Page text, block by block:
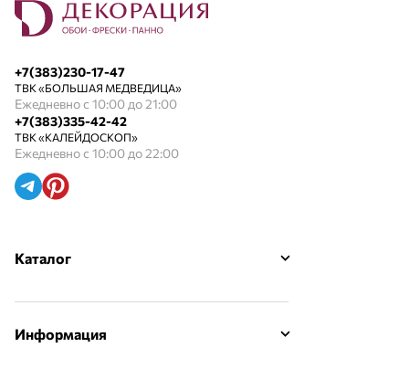
+7(383)230-17-47
ТВК «БОЛЬШАЯ МЕДВЕДИЦА»
Ежедневно с 10:00 до 21:00
+7(383)335-42-42
ТВК «КАЛЕЙДОСКОП»
Ежедневно с 10:00 до 22:00
Каталог
Информация